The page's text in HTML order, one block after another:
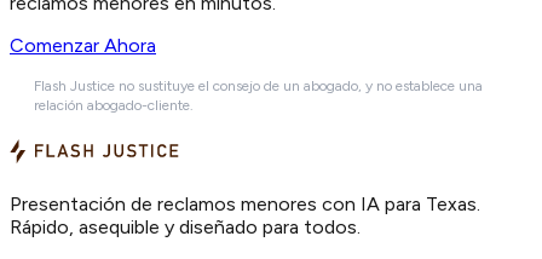
Comenzar Ahora
Flash Justice no sustituye el consejo de un abogado, y no establece una
relación abogado-cliente.
Presentación de reclamos menores con IA para Texas.
Rápido, asequible y diseñado para todos.